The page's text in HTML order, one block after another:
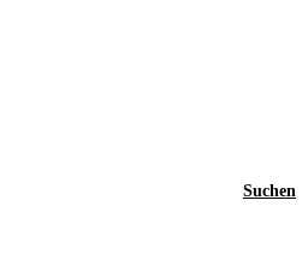
Suchen